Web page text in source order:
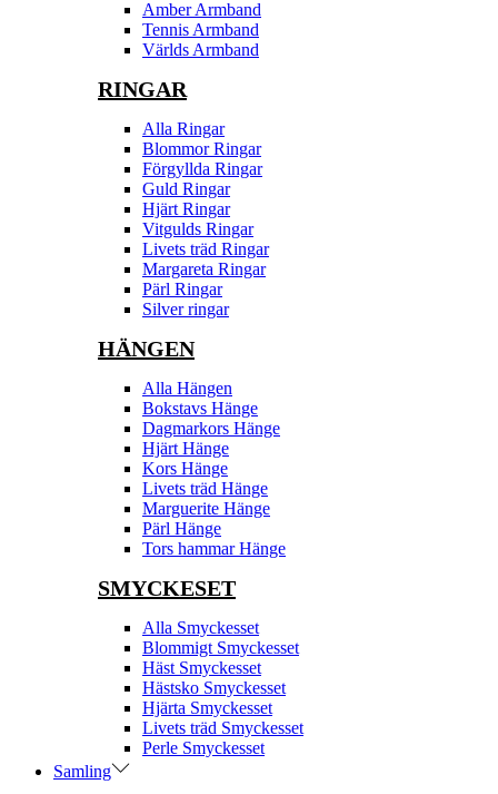
Amber Armband
Tennis Armband
Världs Armband
RINGAR
Alla Ringar
Blommor Ringar
Förgyllda Ringar
Guld Ringar
Hjärt Ringar
Vitgulds Ringar
Livets träd Ringar
Margareta Ringar
Pärl Ringar
Silver ringar
HÄNGEN
Alla Hängen
Bokstavs Hänge
Dagmarkors Hänge
Hjärt Hänge
Kors Hänge
Livets träd Hänge
Marguerite Hänge
Pärl Hänge
Tors hammar Hänge
SMYCKESET
Alla Smyckesset
Blommigt Smyckesset
Häst Smyckesset
Hästsko Smyckesset
Hjärta Smyckesset
Livets träd Smyckesset
Perle Smyckesset
Samling